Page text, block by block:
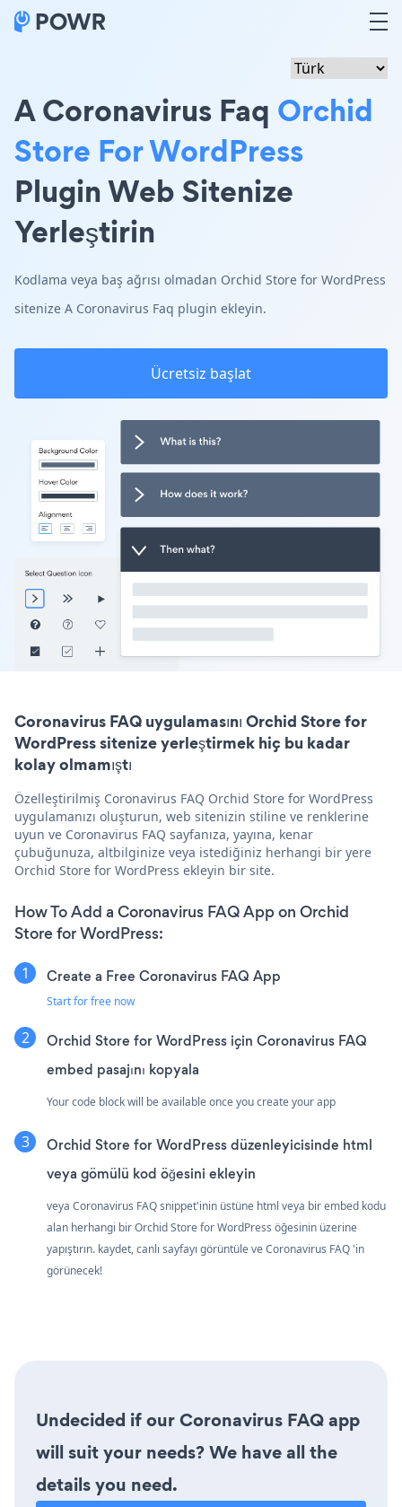
A Coronavirus Faq Orchid
Store For WordPress
Plugin Web Sitenize
Yerleştirin
Kodlama veya baş ağrısı olmadan Orchid Store for WordPress
sitenize A Coronavirus Faq plugin ekleyin.
Ücretsiz başlat
Coronavirus FAQ uygulamasını Orchid Store for
WordPress sitenize yerleştirmek hiç bu kadar
kolay olmamıştı
Özelleştirilmiş Coronavirus FAQ Orchid Store for WordPress
uygulamanızı oluşturun, web sitenizin stiline ve renklerine
uyun ve Coronavirus FAQ sayfanıza, yayına, kenar
çubuğunuza, altbilginize veya istediğiniz herhangi bir yere
Orchid Store for WordPress ekleyin bir site.
How To Add a Coronavirus FAQ App on Orchid
Store for WordPress:
Create a Free Coronavirus FAQ App
Start for free now
Orchid Store for WordPress için Coronavirus FAQ
embed pasajını kopyala
Your code block will be available once you create your app
Orchid Store for WordPress düzenleyicisinde html
veya gömülü kod öğesini ekleyin
veya Coronavirus FAQ snippet'inin üstüne html veya bir embed kodu
alan herhangi bir Orchid Store for WordPress öğesinin üzerine
yapıştırın. kaydet, canlı sayfayı görüntüle ve Coronavirus FAQ 'in
görünecek!
Undecided if our Coronavirus FAQ app
will suit your needs? We have all the
details you need.